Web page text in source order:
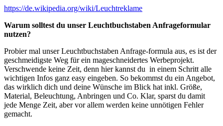
https://de.wikipedia.org/wiki/Leuchtreklame
Warum solltest du unser Leuchtbuchstaben Anfrageformular
nutzen?
Probier mal unser Leuchtbuchstaben Anfrage-formula aus, es ist der
geschmeidigste Weg für ein mageschneidertes Werbeprojekt.
Verschwende keine Zeit, denn hier kannst du in einem Schritt alle
wichtigen Infos ganz easy eingeben. So bekommst du ein Angebot,
das wirklich dich und deine Wünsche im Blick hat inkl. Größe,
Material, Beleuchtung, Anbringen und Co. Klar, sparst du damit
jede Menge Zeit, aber vor allem werden keine unnötigen Fehler
gemacht.